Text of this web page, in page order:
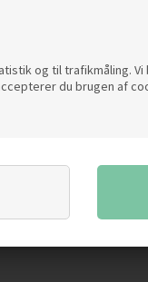
og til trafikmåling.
du brugen af
Her præsentere
kvalitet og
holdt de
kvalitets